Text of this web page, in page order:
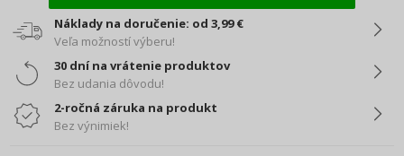
Náklady na doručenie: od 3,99 €
Veľa možností výberu!
30 dní na vrátenie produktov
Bez udania dôvodu!
2-ročná záruka na produkt
Bez výnimiek!